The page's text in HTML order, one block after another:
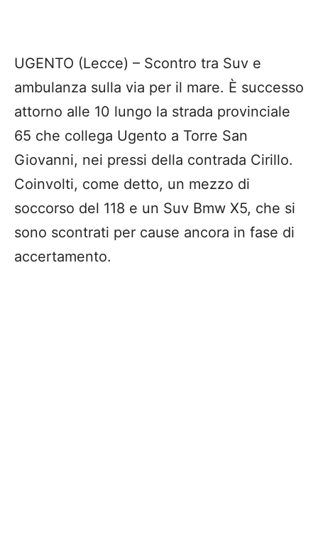
UGENTO (Lecce) – Scontro tra Suv e
ambulanza sulla via per il mare. È successo
attorno alle 10 lungo la strada provinciale
65 che collega Ugento a Torre San
Giovanni, nei pressi della contrada Cirillo.
Coinvolti, come detto, un mezzo di
soccorso del 118 e un Suv Bmw X5, che si
sono scontrati per cause ancora in fase di
accertamento.